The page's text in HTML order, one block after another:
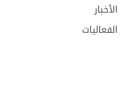
الأخبار
الفعاليات